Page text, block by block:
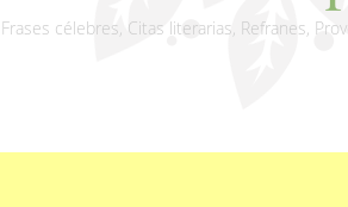
Frases célebres, Citas literarias, Refranes,